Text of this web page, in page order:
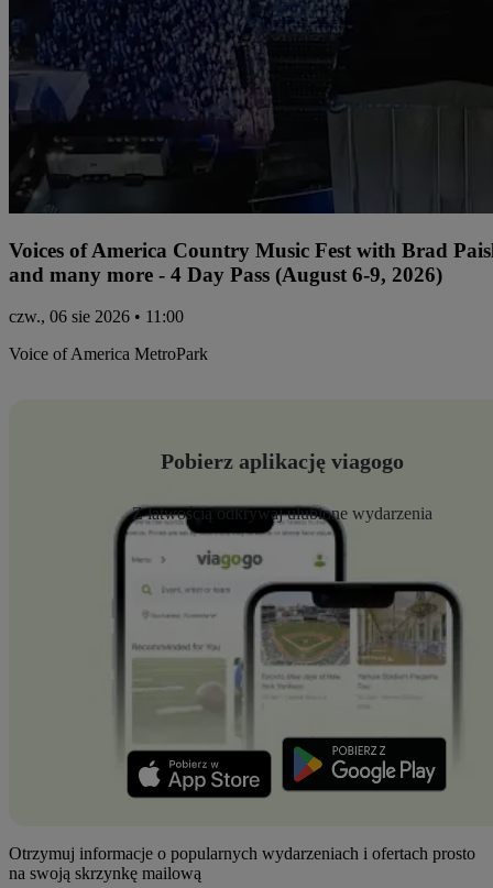
Voices of America Country Music Fest with Brad
and many more - 4 Day Pass (August 6-9, 2026)
czw., 06 sie 2026 • 11:00
Voice of America MetroPark
Pobierz aplikację viagogo
Z łatwością odkrywaj ulubione wydarzenia
Otrzymuj informacje o popularnych wydarzeniach i ofertach prosto
na swoją skrzynkę mailową